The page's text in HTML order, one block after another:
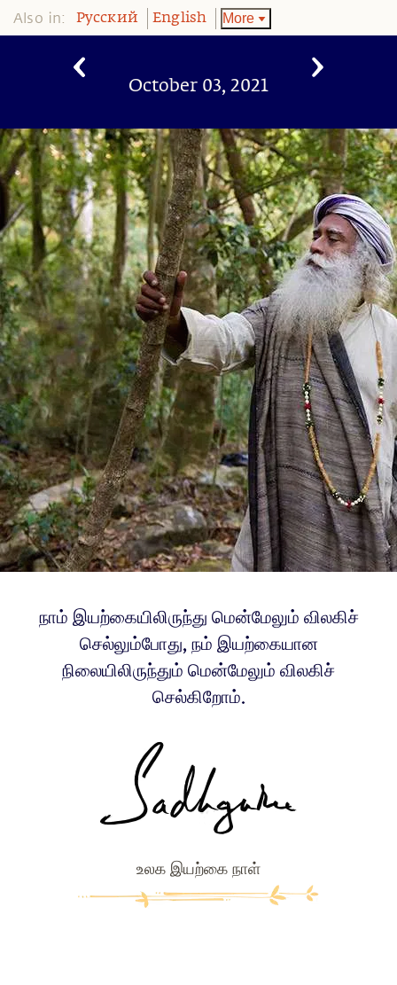
Also in: Pусский English More
October 03, 2021
நாம் இயற்கையிலிருந்து மென்மேலும் விலகிச்
செல்லும்போது, நம் இயற்கையான
நிலையிலிருந்தும் மென்மேலும் விலகிச்
செல்கிறோம்.
உலக இயற்கை நாள்